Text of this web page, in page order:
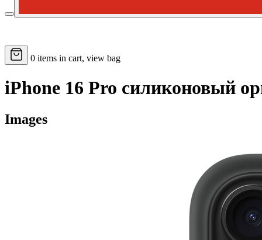
0 items in cart, view bag
iPhone 16 Pro силиконовый
Images